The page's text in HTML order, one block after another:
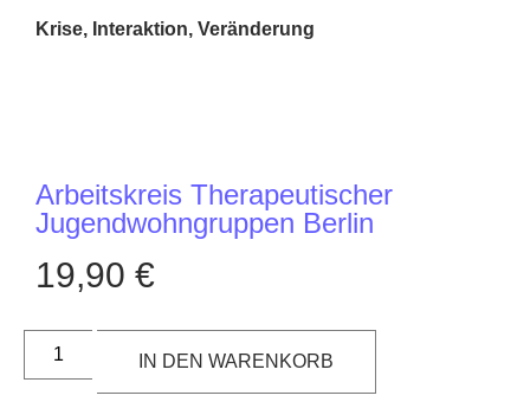
Krise, Interaktion, Veränderung
Arbeitskreis Therapeutischer
Jugendwohngruppen Berlin
19,90 €
IN DEN WARENKORB